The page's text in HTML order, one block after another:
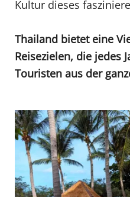
Kultur dieses
Thailand bietet eine
Reisezielen, die jedes
Touristen aus der